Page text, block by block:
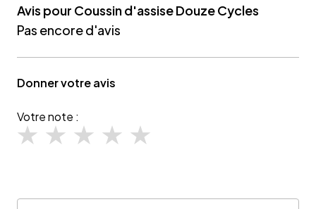
Avis pour Coussin d'assise Douze Cycles
Pas encore d'avis
Donner votre avis
Votre note :